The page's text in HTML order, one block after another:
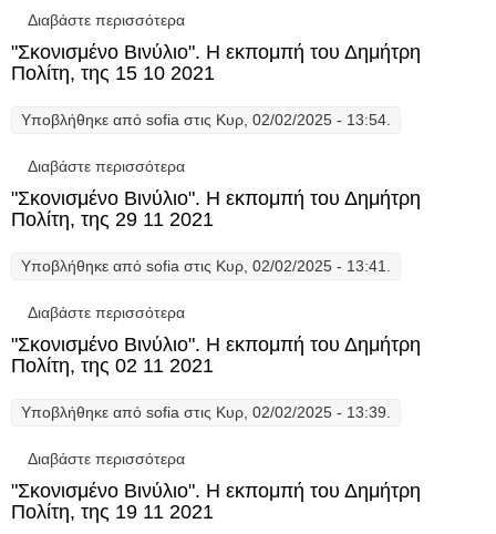
Διαβάστε περισσότερα
Δημήτρη Πολίτη, της 22 11 2021
"Σκονισμένο Βινύλιο". Η εκπομπή του Δημήτρη
Πολίτη, της 15 10 2021
Υποβλήθηκε από sofia στις Κυρ, 02/02/2025 - 13:54.
Διαβάστε περισσότερα
Δημήτρη Πολίτη, της 15 10 2021
"Σκονισμένο Βινύλιο". Η εκπομπή του Δημήτρη
Πολίτη, της 29 11 2021
Υποβλήθηκε από sofia στις Κυρ, 02/02/2025 - 13:41.
Διαβάστε περισσότερα
Δημήτρη Πολίτη, της 29 11 2021
"Σκονισμένο Βινύλιο". Η εκπομπή του Δημήτρη
Πολίτη, της 02 11 2021
Υποβλήθηκε από sofia στις Κυρ, 02/02/2025 - 13:39.
Διαβάστε περισσότερα
Δημήτρη Πολίτη, της 02 11 2021
"Σκονισμένο Βινύλιο". Η εκπομπή του Δημήτρη
Πολίτη, της 19 11 2021